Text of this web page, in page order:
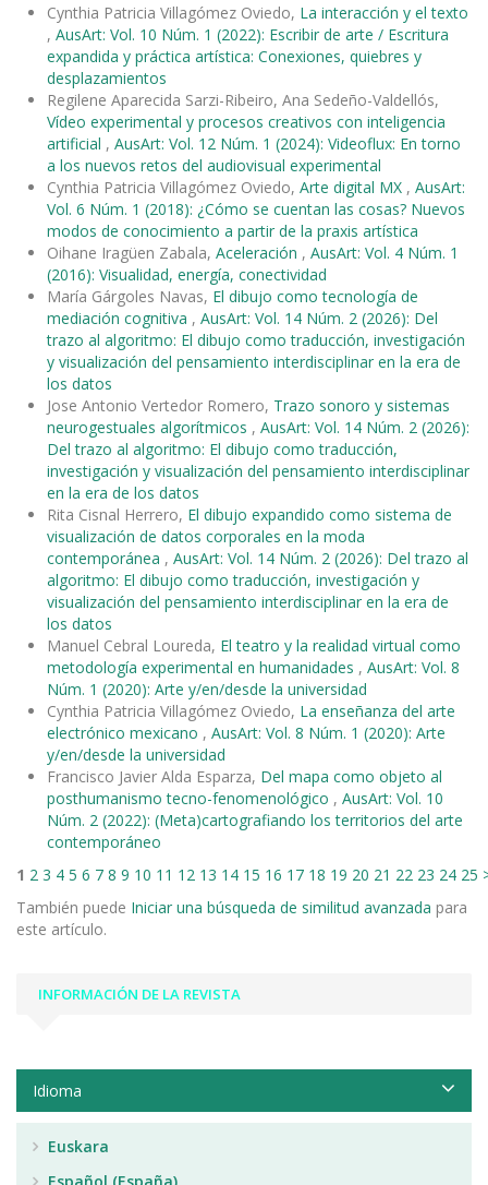
Cynthia Patricia Villagómez Oviedo, La interacción y el texto
, AusArt: Vol. 10 Núm. 1 (2022): Escribir de arte / Escritura
expandida y práctica artística: Conexiones, quiebres y
desplazamientos
Regilene Aparecida Sarzi-Ribeiro, Ana Sedeño-Valdellós,
Vídeo experimental y procesos creativos con inteligencia
artificial , AusArt: Vol. 12 Núm. 1 (2024): Videoflux: En torno
a los nuevos retos del audiovisual experimental
Cynthia Patricia Villagómez Oviedo, Arte digital MX , AusArt:
Vol. 6 Núm. 1 (2018): ¿Cómo se cuentan las cosas? Nuevos
modos de conocimiento a partir de la praxis artística
Oihane Iragüen Zabala, Aceleración , AusArt: Vol. 4 Núm. 1
(2016): Visualidad, energía, conectividad
María Gárgoles Navas, El dibujo como tecnología de
mediación cognitiva , AusArt: Vol. 14 Núm. 2 (2026): Del
trazo al algoritmo: El dibujo como traducción, investigación
y visualización del pensamiento interdisciplinar en la era de
los datos
Jose Antonio Vertedor Romero, Trazo sonoro y sistemas
neurogestuales algorítmicos , AusArt: Vol. 14 Núm. 2 (2026):
Del trazo al algoritmo: El dibujo como traducción,
investigación y visualización del pensamiento interdisciplinar
en la era de los datos
Rita Cisnal Herrero, El dibujo expandido como sistema de
visualización de datos corporales en la moda
contemporánea , AusArt: Vol. 14 Núm. 2 (2026): Del trazo al
algoritmo: El dibujo como traducción, investigación y
visualización del pensamiento interdisciplinar en la era de
los datos
Manuel Cebral Loureda, El teatro y la realidad virtual como
metodología experimental en humanidades , AusArt: Vol. 8
Núm. 1 (2020): Arte y/en/desde la universidad
Cynthia Patricia Villagómez Oviedo, La enseñanza del arte
electrónico mexicano , AusArt: Vol. 8 Núm. 1 (2020): Arte
y/en/desde la universidad
Francisco Javier Alda Esparza, Del mapa como objeto al
posthumanismo tecno-fenomenológico , AusArt: Vol. 10
Núm. 2 (2022): (Meta)cartografiando los territorios del arte
contemporáneo
1 2 3 4 5 6 7 8 9 10 11 12 13 14 15 16 17 18 19 20 21 22 23 24 25
También puede Iniciar una búsqueda de similitud avanzada para
este artículo.
INFORMACIÓN DE LA REVISTA
Idioma
Euskara